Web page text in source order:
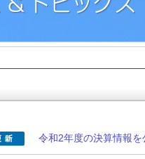
令和2年度の決算情報を